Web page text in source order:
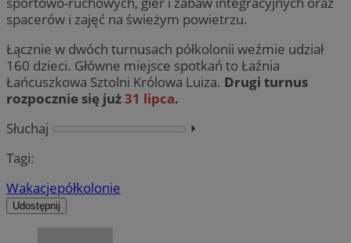
spacerów i zajęć na świeżym powietrzu.
Łącznie w dwóch turnusach półkolonii weźmie udział
160 dzieci. Główne miejsce spotkań to Łaźnia
Łańcuszkowa Sztolni Królowa Luiza. Drugi turnus
rozpocznie się już31 lipca.
Słuchaj
⏵︎
Tagi:
Wakacjepółkolonie
Udostępnij